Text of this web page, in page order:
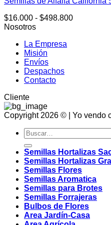
variantes.
opciones
se
elegir
página
producto
$16.000 - $498.800Rango
Nosotros
La Empresa
Misión
Envíos
Despachos
Contacto
Cliente
Copyright 2026 © | Yo vendo
Buscar
por:
Semillas Hortalizas
Semillas Hortalizas
Semillas Flores
Semillas Aromatica
Semillas para Brotes
Semillas Forrajeras
Bulbos de Flores
Area Jardín-Casa